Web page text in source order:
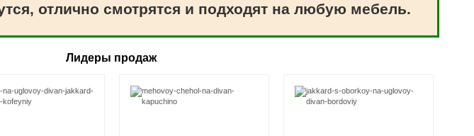
отлично смотрятся и подходят на любую мебель.
Лидеры продаж